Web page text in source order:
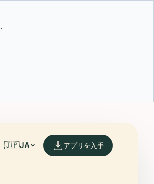
🇯🇵JA アプリを入手